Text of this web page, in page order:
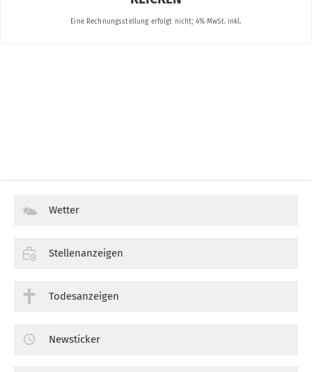
Wetter
Stellenanzeigen
Todesanzeigen
Newsticker